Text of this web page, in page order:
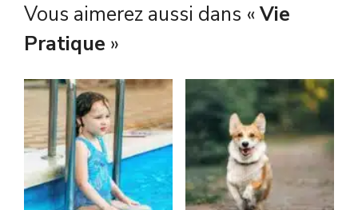
Vous aimerez aussi dans « Vie
Pratique »